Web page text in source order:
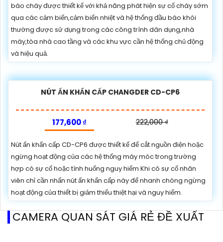
báo cháy được thiết kế với khả năng phát hiện sự cố cháy sớm
qua các cảm biến,cảm biến nhiệt và hệ thống đầu báo khói
thường được sử dụng trong các công trình dân dụng,nhà
máy,tòa nhà cao tầng và các khu vực cần hệ thống chủ động
và hiệu quả.
NÚT ẤN KHẨN CẤP CHANGDER CD-CP6
177,600 ₫ 222,000 ₫
Nút ấn khẩn cấp CD-CP6 được thiết kế để cắt nguồn điện hoặc
ngừng hoạt động của các hệ thống máy móc trong trường
hợp có sự cố hoặc tình huống nguy hiểm Khi có sự cố nhân
viên chỉ cần nhấn nút ấn khẩn cấp này để nhanh chóng ngừng
hoạt động của thiết bị giảm thiểu thiệt hại và nguy hiểm.
CAMERA QUAN SÁT GIÁ RẺ ĐỀ XUẤT